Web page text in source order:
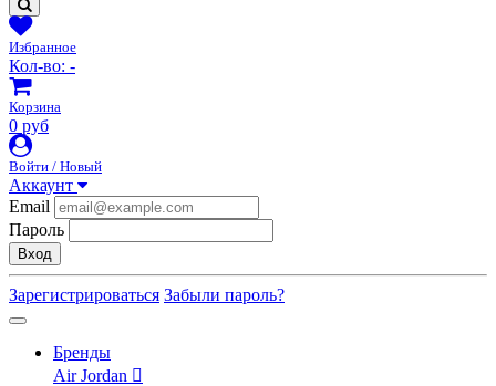
Избранное
Кол-во: -
Корзина
0 руб
Войти / Новый
Аккаунт
Email
Пароль
Вход
Зарегистрироваться Забыли пароль?
Бренды
Air Jordan